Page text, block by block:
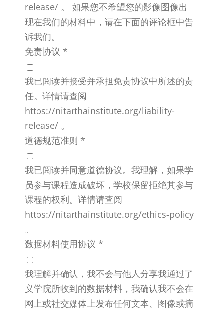
release/ 。 如果您不希望您的影像图像出
现在我们的材料中，请在下面的评论框中告
诉我们。
免责协议 *
我已阅读并接受并承担免责协议中所述的责
任。详情请查阅
https://nitarthainstitute.org/liability-
release/ 。
道德规范准则 *
我已阅读并同意道德协议。我理解，如果学
员参与课程造成破坏，学校保留拒绝其参与
课程的权利。详情请查阅
https://nitarthainstitute.org/ethics-policy
。
数据材料使用协议 *
我理解并确认，我不会与他人分享我通过了
义学院所收到的数据材料，我确认我不会在
网上或社交媒体上发布任何文本、图像或摘